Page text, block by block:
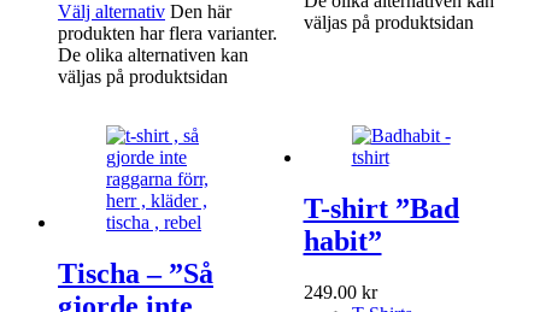
Välj alternativ Den här
produkten har flera varianter.
De olika alternativen kan
väljas på produktsidan
väljas på produktsidan
Tischa – ”Så
T-shirt ”Bad
habit”
249.00 kr